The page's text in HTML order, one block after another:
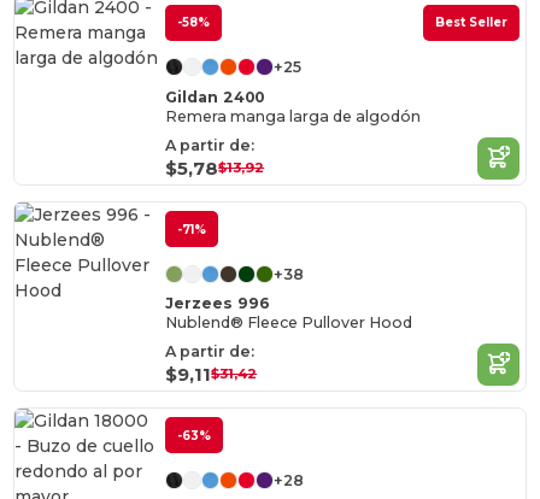
-58% Best Seller
+25
Gildan 2400
Remera manga larga de algodón
A partir de:
$5,78$13,92
-71%
+38
Jerzees 996
Nublend® Fleece Pullover Hood
A partir de:
$9,11$31,42
-63%
+28